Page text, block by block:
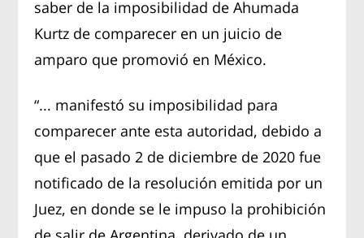
saber de la imposibilidad de Ahumada
Kurtz de comparecer en un juicio de
amparo que promovió en México.
“... manifestó su imposibilidad para
comparecer ante esta autoridad, debido a
que el pasado 2 de diciembre de 2020 fue
notificado de la resolución emitida por un
Juez, en donde se le impuso la prohibición